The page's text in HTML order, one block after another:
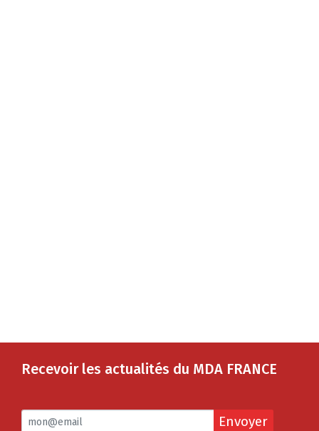
Recevoir les actualités du MDA FRANCE
Envoyer